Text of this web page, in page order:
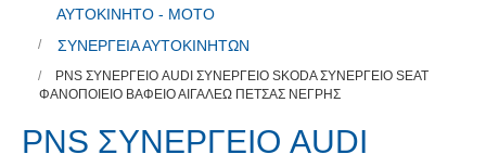
ΑΥΤΟΚΙΝΗΤΟ - ΜΟΤΟ
ΣΥΝΕΡΓΕΙΑ ΑΥΤΟΚΙΝΗΤΩΝ
PNS ΣΥΝΕΡΓΕΙΟ AUDI ΣΥΝΕΡΓΕΙΟ SKODA ΣΥΝΕΡΓΕΙΟ SEAT
ΦΑΝΟΠΟΙΕΙΟ ΒΑΦΕΙΟ ΑΙΓΑΛΕΩ ΠΕΤΣΑΣ ΝΕΓΡΗΣ
PNS ΣΥΝΕΡΓΕΙΟ AUDI